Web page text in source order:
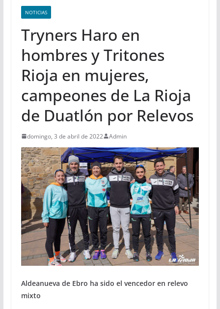
NOTICIAS
Tryners Haro en
hombres y Tritones
Rioja en mujeres,
campeones de La Rioja
de Duatlón por Relevos
domingo, 3 de abril de 2022 Admin
Aldeanueva de Ebro ha sido el vencedor en relevo
mixto